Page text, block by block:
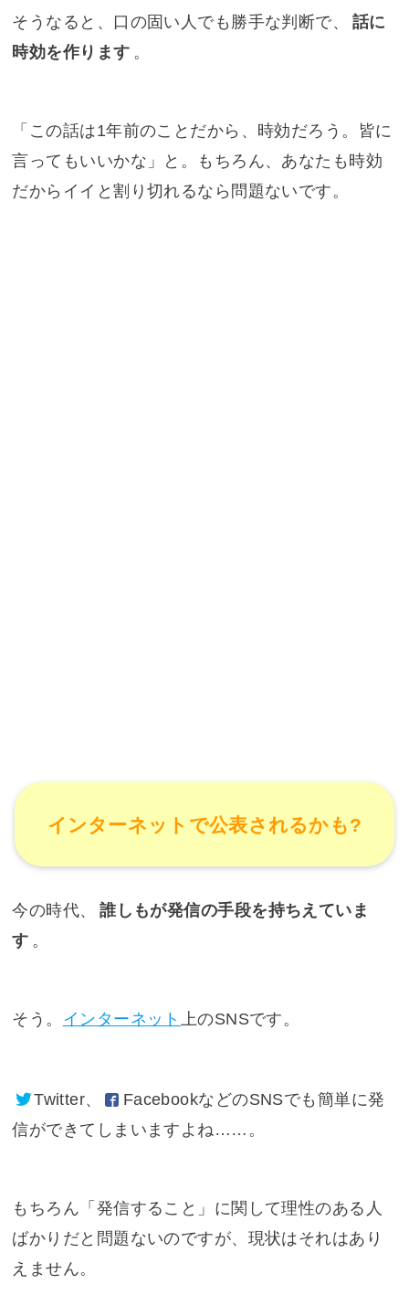
そうなると、口の固い人でも勝手な判断で、
話に
時効を作ります 。
「この話は1年前のことだから、時効だろう。皆に
言ってもいいかな」と。もちろん、あなたも時効
だからイイと割り切れるなら問題ないです。
インターネットで公表されるかも?
今の時代、
誰しもが発信の手段を持ちえていま
す 。
そう。 インターネット 上のSNSです。
Twitter、 FacebookなどのSNSでも簡単に発
信ができてしまいますよね……。
もちろん「発信すること」に関して理性のある人
ばかりだと問題ないのですが、現状はそれはあり
えません。